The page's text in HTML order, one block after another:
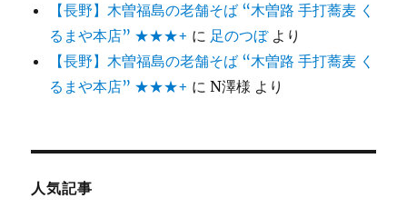
【長野】木曽福島の老舗そば “木曽路 手打蕎麦 く
るまや本店” ★★★+ に 足のつぼより
【長野】木曽福島の老舗そば “木曽路 手打蕎麦 く
るまや本店” ★★★+ にN澤様 より
人気記事